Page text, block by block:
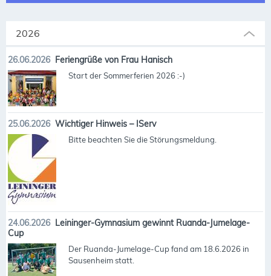
2026
26.06.2026 Feriengrüße von Frau Hanisch
Start der Sommerferien 2026 :-)
25.06.2026 Wichtiger Hinweis – IServ
Bitte beachten Sie die Störungsmeldung.
24.06.2026 Leininger-Gymnasium gewinnt Ruanda-Jumelage-
Cup
Der Ruanda-Jumelage-Cup fand am 18.6.2026 in
Sausenheim statt.